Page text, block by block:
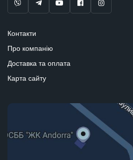
Контакти
Про компанію
Доставка та оплата
Карта сайту